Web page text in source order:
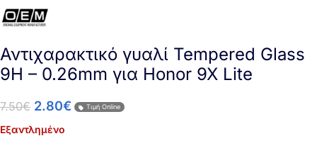
Αντιχαρακτικό γυαλί Tempered Glass
9H – 0.26mm για Honor 9X Lite
7.50€ 2.80€ Τιμή Online
Εξαντλημένο